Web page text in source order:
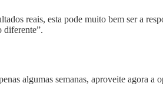
reais, esta pode muito bem ser a
diferente”.
algumas semanas, aproveite agora a